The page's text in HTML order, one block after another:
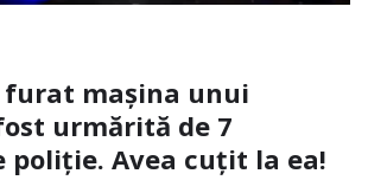
furat mașina unui
urmărită de 7
poliție. Avea cuțit la ea!